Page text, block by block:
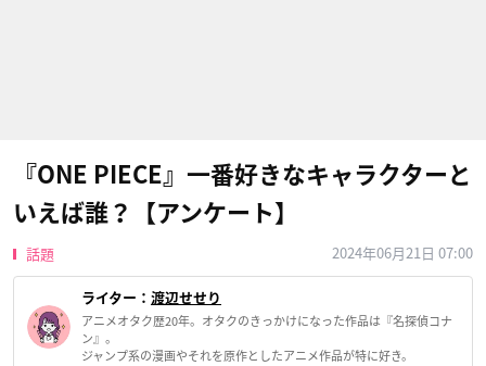
『ONE PIECE』一番好きなキャラクターと
いえば誰？【アンケート】
話題 2024年06月21日 07:00
ライター： 渡辺せせり
アニメオタク歴20年。オタクのきっかけになった作品は『名探偵コナ
ン』。
ジャンプ系の漫画やそれを原作としたアニメ作品が特に好き。